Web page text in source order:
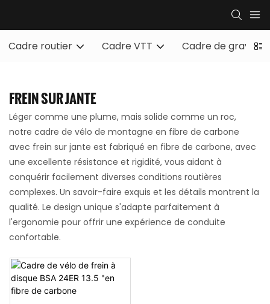
Cadre routier Cadre VTT Cadre de gravier
FREIN SUR JANTE
Léger comme une plume, mais solide comme un roc,
notre cadre de vélo de montagne en fibre de carbone
avec frein sur jante est fabriqué en fibre de carbone, avec
une excellente résistance et rigidité, vous aidant à
conquérir facilement diverses conditions routières
complexes. Un savoir-faire exquis et les détails montrent la
qualité. Le design unique s'adapte parfaitement à
l'ergonomie pour offrir une expérience de conduite
confortable.